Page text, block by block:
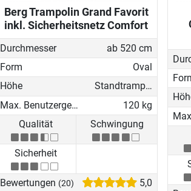
Berg Trampolin Grand Favorit
inkl. Sicherheitsnetz Comfort
Durchmesser
ab 520 cm
Form
Oval
Höhe
Standtrampolin
Max. Benutzergewicht
120 kg
Qualität
Schwingung
Sicherheit
Bewertungen (20) 5,0